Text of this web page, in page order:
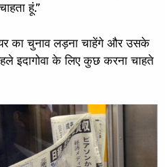
हूं.”
का चुनाव लड़ना चाहेंगे और उसके
इदागोवा के लिए कुछ करना चाहते